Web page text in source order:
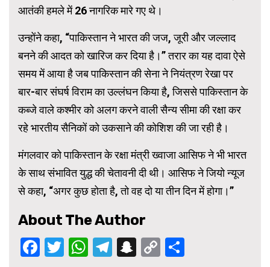
आतंकी हमले में 26 नागरिक मारे गए थे।
उन्होंने कहा, “पाकिस्तान ने भारत की जज, जूरी और जल्लाद
बनने की आदत को खारिज कर दिया है।” तरार का यह दावा ऐसे
समय में आया है जब पाकिस्तान की सेना ने नियंत्रण रेखा पर
बार-बार संघर्ष विराम का उल्लंघन किया है, जिससे पाकिस्तान के
कब्जे वाले कश्मीर को अलग करने वाली सैन्य सीमा की रक्षा कर
रहे भारतीय सैनिकों को उकसाने की कोशिश की जा रही है।
मंगलवार को पाकिस्तान के रक्षा मंत्री ख्वाजा आसिफ ने भी भारत
के साथ संभावित युद्ध की चेतावनी दी थी। आसिफ ने जियो न्यूज
से कहा, “अगर कुछ होता है, तो वह दो या तीन दिन में होगा।”
About The Author
Facebook
Twitter
WhatsApp
Telegram
Snapchat
Copy